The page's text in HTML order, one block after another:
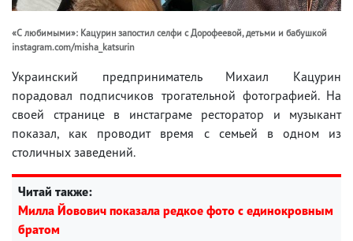
«С любимыми»: Кацурин запостил селфи с Дорофеевой, детьми и бабушкой
instagram.com/misha_katsurin
Украинский предприниматель Михаил Кацурин
порадовал подписчиков трогательной фотографией. На
своей странице в инстаграме ресторатор и музыкант
показал, как проводит время с семьей в одном из
столичных заведений.
Читай также:
Милла Йовович показала редкое фото с единокровным
братом